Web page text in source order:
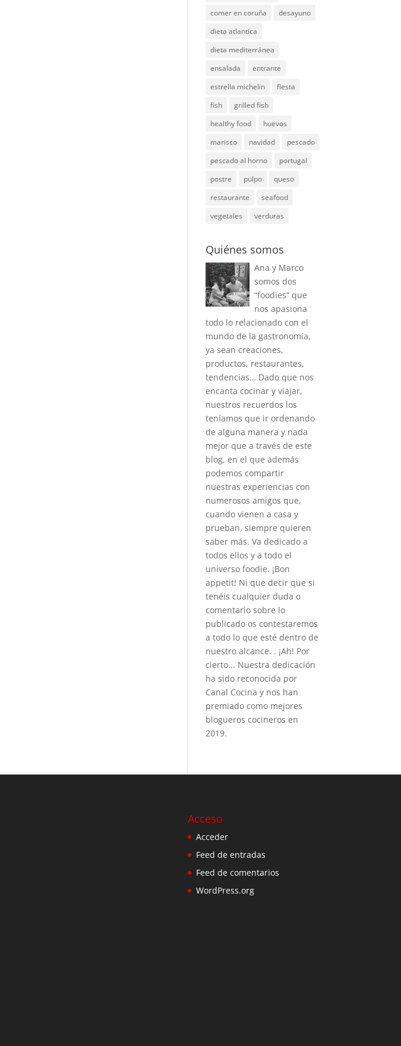
comer en coruña
desayuno
dieta atlantica
dieta mediterránea
ensalada
entrante
estrella michelin
fiesta
fish
grilled fish
healthy food
huevos
marisco
navidad
pescado
pescado al horno
portugal
postre
pulpo
queso
restaurante
seafood
vegetales
verduras
Quiénes somos
Ana y Marco
somos dos
“foodies” que
nos apasiona
todo lo relacionado con el
mundo de la gastronomía,
ya sean creaciones,
productos, restaurantes,
tendencias… Dado que nos
encanta cocinar y viajar,
nuestros recuerdos los
teníamos que ir ordenando
de alguna manera y nada
mejor que a través de este
blog, en el que además
podemos compartir
nuestras experiencias con
numerosos amigos que,
cuando vienen a casa y
prueban, siempre quieren
saber más. Va dedicado a
todos ellos y a todo el
universo foodie. ¡Bon
appetit! Ni que decir que si
tenéis cualquier duda o
comentario sobre lo
publicado os contestaremos
a todo lo que esté dentro de
nuestro alcance. . ¡Ah! Por
cierto... Nuestra dedicación
ha sido reconocida por
Canal Cocina y nos han
premiado como mejores
blogueros cocineros en
2019.
Acceso
Acceder
Feed de entradas
Feed de comentarios
WordPress.org